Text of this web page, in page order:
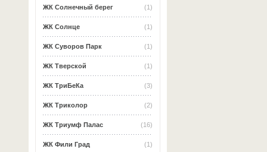
(1)
ЖК Солнечный берег
(1)
ЖК Солнце
(1)
ЖК Суворов Парк
(1)
ЖК Тверской
(3)
ЖК ТриБеКа
(2)
ЖК Триколор
(16)
ЖК Триумф Палас
(1)
ЖК Фили Град